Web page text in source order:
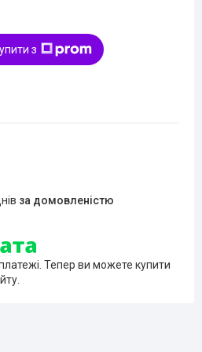
з
за домовленістю
Тепер ви можете купити